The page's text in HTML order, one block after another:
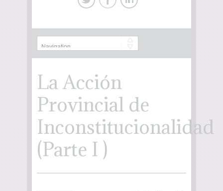
La Acción
Provincial de
Inconstitucionalidad
(Parte I )